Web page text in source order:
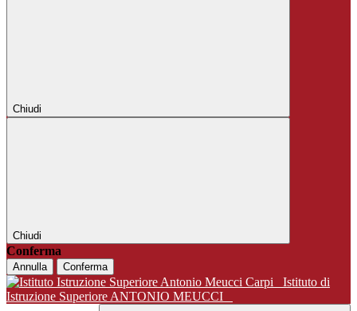
Chiudi
Chiudi
Conferma
Annulla Conferma
Istituto di
Istruzione Superiore ANTONIO MEUCCI